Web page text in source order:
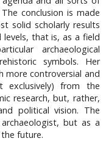
conclusion is made
solid scholarly results
that is, as a field
archaeological
symbols. Her
more controversial and
from the
research, but, rather,
political vision. The
but as a
future.